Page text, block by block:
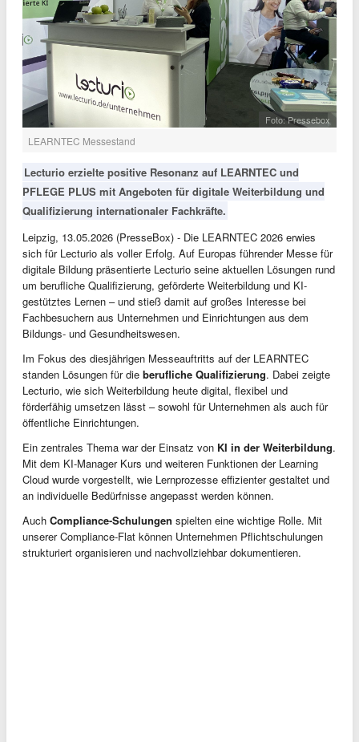
Foto: Pressebox
LEARNTEC Messestand
Lecturio erzielte positive Resonanz auf LEARNTEC und
PFLEGE PLUS mit Angeboten für digitale Weiterbildung und
Qualifizierung internationaler Fachkräfte.
Leipzig, 13.05.2026 (PresseBox) - Die LEARNTEC 2026 erwies
sich für Lecturio als voller Erfolg. Auf Europas führender Messe für
digitale Bildung präsentierte Lecturio seine aktuellen Lösungen rund
um berufliche Qualifizierung, geförderte Weiterbildung und KI-
gestütztes Lernen – und stieß damit auf großes Interesse bei
Fachbesuchern aus Unternehmen und Einrichtungen aus dem
Bildungs- und Gesundheitswesen.
Im Fokus des diesjährigen Messeauftritts auf der LEARNTEC
standen Lösungen für die berufliche Qualifizierung. Dabei zeigte
Lecturio, wie sich Weiterbildung heute digital, flexibel und
förderfähig umsetzen lässt – sowohl für Unternehmen als auch für
öffentliche Einrichtungen.
Ein zentrales Thema war der Einsatz von KI in der Weiterbildung.
Mit dem KI-Manager Kurs und weiteren Funktionen der Learning
Cloud wurde vorgestellt, wie Lernprozesse effizienter gestaltet und
an individuelle Bedürfnisse angepasst werden können.
Auch Compliance-Schulungen spielten eine wichtige Rolle. Mit
unserer Compliance-Flat können Unternehmen Pflichtschulungen
strukturiert organisieren und nachvollziehbar dokumentieren.